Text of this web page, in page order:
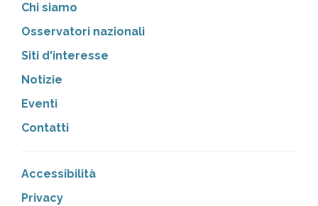
Chi siamo
Osservatori nazionali
Siti d'interesse
Notizie
Eventi
Contatti
Accessibilità
Privacy